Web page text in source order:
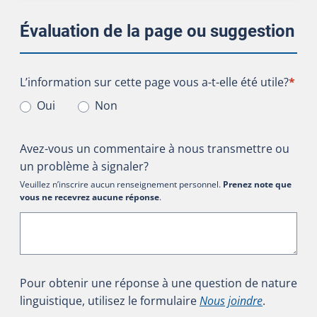
Évaluation de la page ou suggestion
L’information sur cette page vous a-t-elle été utile?
L’information sur cette page vous a-t-elle été utile?*
Oui
Non
Avez-vous un commentaire à nous transmettre ou
un problème à signaler?
Veuillez n’inscrire aucun renseignement personnel. Prenez note que
vous ne recevrez aucune réponse.
Pour obtenir une réponse à une question de nature
linguistique, utilisez le formulaireNous joindre.